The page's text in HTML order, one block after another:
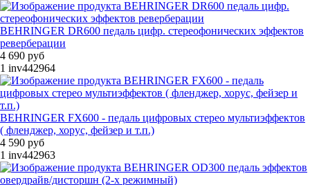
BEHRINGER DR600 педаль цифр. стереофонических эффектов
реверберации
4 690 руб
1 inv442964
BEHRINGER FX600 - педаль цифровых стерео мультиэффектов
( фленджер, хорус, фейзер и т.п.)
4 590 руб
1 inv442963